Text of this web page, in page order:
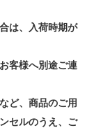
は、入荷時期が
客様へ別途ご連
ど、商品のご用
セルのうえ、ご